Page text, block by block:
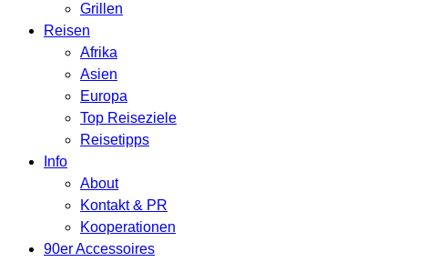
Grillen
Reisen
Afrika
Asien
Europa
Top Reiseziele
Reisetipps
Info
About
Kontakt & PR
Kooperationen
90er Accessoires